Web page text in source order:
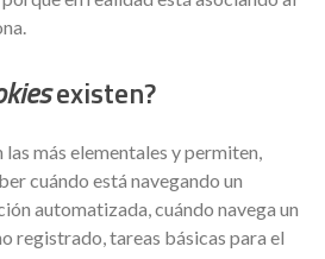
existen?
las más elementales y permiten,
cuándo está navegando un
automatizada, cuándo navega un
registrado, tareas básicas para el